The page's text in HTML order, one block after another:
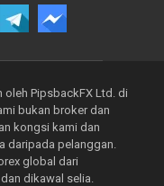
PipsbackFX Ltd. di
bukan broker dan
kongsi kami dan
daripada pelanggan.
global dari
dikawal selia.